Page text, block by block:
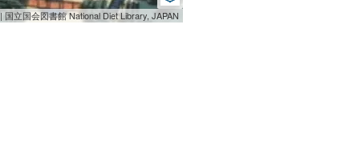
| 国立国会図書館 National Diet Library, JAPAN